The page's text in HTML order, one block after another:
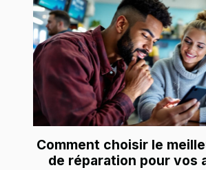
Comment choisir le
de réparation pour vos